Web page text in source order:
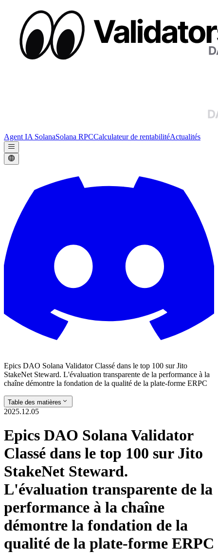
Agent IA SolanaSolana RPCCalculateur de rentabilitéActualités
Epics DAO Solana Validator Classé dans le top 100 sur Jito
StakeNet Steward. L'évaluation transparente de la performance à la
chaîne démontre la fondation de la qualité de la plate-forme ERPC
Table des matières
2025.12.05
Epics DAO Solana Validator
Classé dans le top 100 sur Jito
StakeNet Steward.
L'évaluation transparente de la
performance à la chaîne
démontre la fondation de la
qualité de la plate-forme ERPC